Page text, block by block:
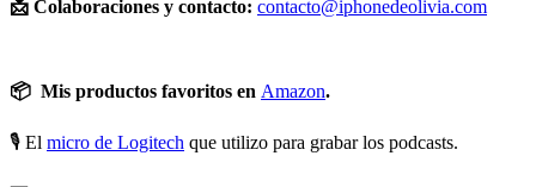
📩 Colaboraciones y contacto: ⁠⁠⁠⁠⁠⁠⁠⁠⁠⁠⁠⁠⁠⁠⁠⁠⁠⁠⁠⁠⁠⁠⁠contacto@iphonedeolivia.com⁠⁠⁠⁠⁠⁠⁠⁠⁠⁠⁠⁠⁠⁠⁠⁠⁠⁠⁠⁠⁠⁠⁠
📦 Mis productos favoritos en ⁠⁠⁠⁠⁠⁠⁠⁠⁠⁠⁠⁠⁠⁠⁠⁠⁠⁠⁠⁠⁠⁠⁠Amazon⁠⁠⁠⁠⁠⁠⁠⁠⁠⁠⁠⁠⁠⁠⁠⁠⁠⁠⁠⁠⁠⁠⁠.
🎙️ El ⁠⁠⁠⁠⁠⁠⁠⁠⁠⁠⁠⁠⁠⁠⁠⁠⁠⁠⁠⁠⁠⁠⁠micro de Logitech⁠⁠⁠⁠⁠⁠⁠⁠⁠⁠⁠⁠⁠⁠⁠⁠⁠⁠⁠⁠⁠⁠⁠ que utilizo para grabar los podcasts.